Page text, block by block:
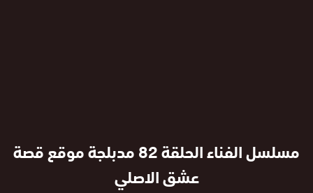
مسلسل الفناء الحلقة 82 مدبلجة موقع قصة
عشق الاصلي